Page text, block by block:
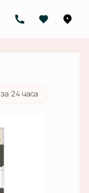
18 482 000 руб.
24 часа